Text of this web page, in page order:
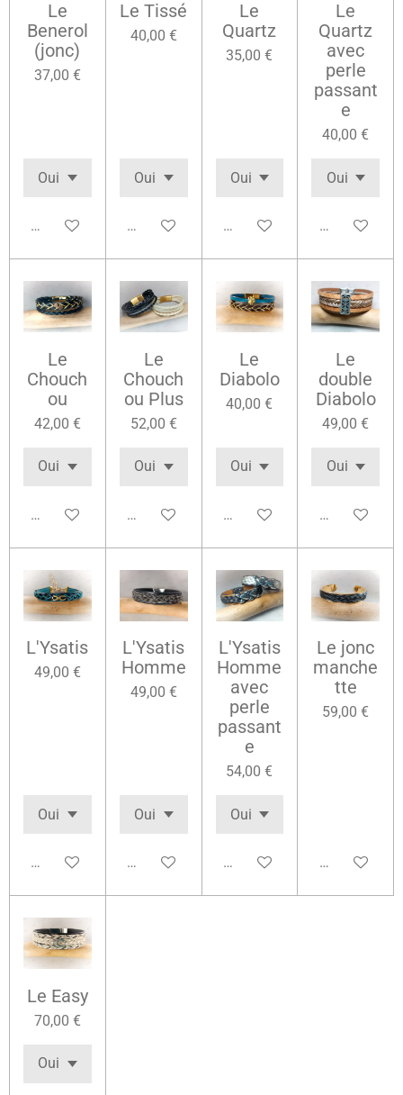
Le
Benerol
(jonc)
37,00 €
Voir les détails
Le Tissé
40,00 €
Voir les détails
Le
Quartz
35,00 €
Voir les détails
Le
Quartz
avec
perle
passant
e
40,00 €
Voir les
Le
Chouch
ou
42,00 €
Voir les détails
Le
Chouch
ou Plus
52,00 €
Voir les détails
Le
Diabolo
40,00 €
Voir les détails
Le
double
Diabolo
49,00 €
Voir les
L'Ysatis
49,00 €
Voir les détails
L'Ysatis
Homme
49,00 €
Voir les détails
L'Ysatis
Homme
avec
perle
passant
e
54,00 €
Voir les détails
Le jonc
manche
tte
59,00 €
Ajouter au
Le Easy
70,00 €